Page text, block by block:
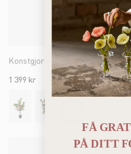
Konstgjord grön Citrus 150cm
1 399 kr
FÅ
PÅDITT